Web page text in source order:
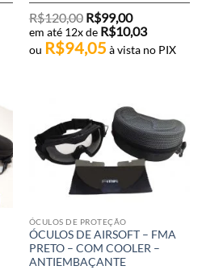
R$120,00 O
preço
original
era:
R$120,00.
R$99,00O
preço
atual
é:
R$99,00.
em até 12x de R$10,03
ou R$94,05 à vista no PIX
ÓCULOS DE PROTEÇÃO
ÓCULOS DE AIRSOFT – FMA
PRETO – COM COOLER –
ANTIEMBAÇANTE